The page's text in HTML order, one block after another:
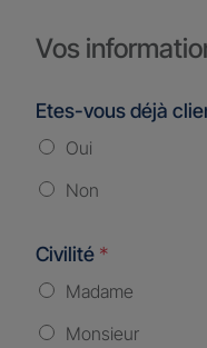
Vos
Etes-vous déjà
Oui
Non
Civilité *
Madame
Monsieur